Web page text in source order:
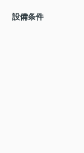
設備条件